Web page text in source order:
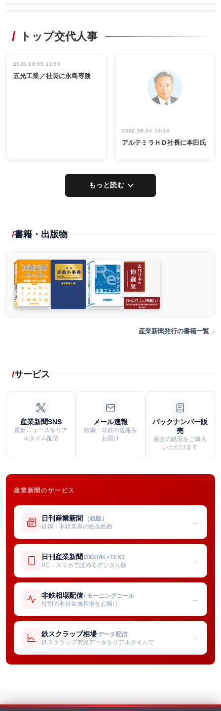
非鉄業界で
インタビュ
ー／社内ア
タックトレー
祝う 業界関
係者ら220人
出席
トップ交代人事
2026.08.05 11:00
五光工業／社長に永島専務
2026.08.04 15:14
アルテミラＨＤ社長に本田氏
もっと読む
書籍・出版物
産業新聞発行の書籍一覧
サービス
産業新聞SNS
最新ニュースをリア
ルタイム配信
メール速報
鉄鋼・非鉄の速報を
お届け
バックナンバー販
売
過去の紙面をご購入
いただけます
産業新聞のサービス
日刊産業新聞 （紙版）
鉄鋼・非鉄業界の総合紙面
→
日刊産業新聞 DIGITAL+TEXT
PC・スマホで読めるデジタル版
→
非鉄相場配信/ モーニングコール
毎朝の非鉄金属相場をお届け
→
鉄スクラップ相場 データ配信
鉄スクラップ市況データをリアルタイムで
→